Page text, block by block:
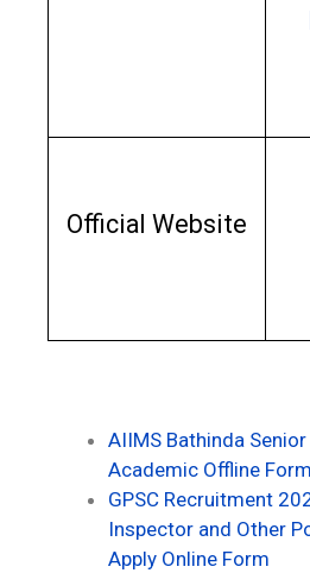
Official Website
AIIMS Bathinda
Academic Offline
GPSC Recruitment
Inspector and Other
Apply Online Form